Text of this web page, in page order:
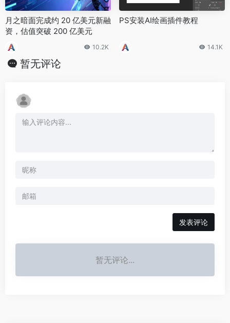
月之暗面完成约 20 亿美元新融
资，估值突破 200 亿美元
10.2K
PS安装AI绘画插件教程
14.1K
暂无评论
发表评论
暂无评论...